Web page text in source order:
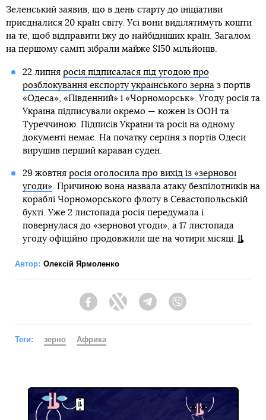
Зеленський заявив, що в день старту до ініціативи
приєдналися 20 країн світу. Усі вони виділятимуть кошти
на те, щоб відправити їжу до найбідніших країн. Загалом
на першому саміті зібрали майже $150 мільйонів.
22 липня росія підписалася під угодою про
розблокування експорту українського зерназ портів
«Одеса», «Південний» і «Чорноморськ». Угоду росія та
Україна підписували окремо — кожен із ООН та
Туреччиною. Підписів України та росії на одному
документі немає. На початку серпня з портів Одеси
вирушив перший караван суден.
29 жовтня росія оголосила про вихід із «зернової
угоди». Причиною вона назвала атаку безпілотників на
кораблі Чорноморського флоту в Севастопольській
бухті. Уже 2 листопада росія передумала і
повернулася до «зернової угоди», а 17 листопада
угоду офіційно продовжили ще на чотири місяці.
Автор: Олексій Ярмоленко
FacebookTwitter Telegram
Теги: зерно Африка